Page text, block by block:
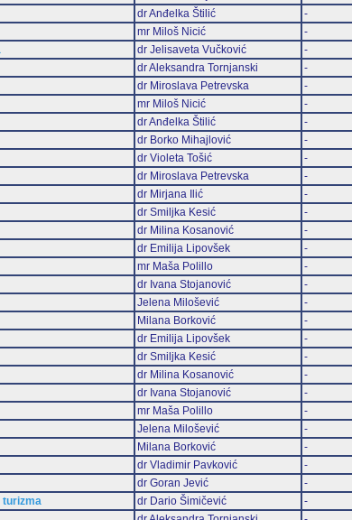
dr Anđelka Štilić
-
mr Miloš Nicić
-
dr Jelisaveta Vučković
-
dr Aleksandra Tornjanski
-
dr Miroslava Petrevska
-
mr Miloš Nicić
-
dr Anđelka Štilić
-
dr Borko Mihajlović
-
dr Violeta Tošić
-
dr Miroslava Petrevska
-
dr Mirjana Ilić
-
dr Smiljka Kesić
-
dr Milina Kosanović
-
dr Emilija Lipovšek
-
mr Maša Polillo
-
dr Ivana Stojanović
-
Jelena Milošević
-
Milana Borković
-
dr Emilija Lipovšek
-
dr Smiljka Kesić
-
dr Milina Kosanović
-
dr Ivana Stojanović
-
mr Maša Polillo
-
Jelena Milošević
-
Milana Borković
-
dr Vladimir Pavković
-
dr Goran Jević
-
turizma dr Dario Šimičević
-